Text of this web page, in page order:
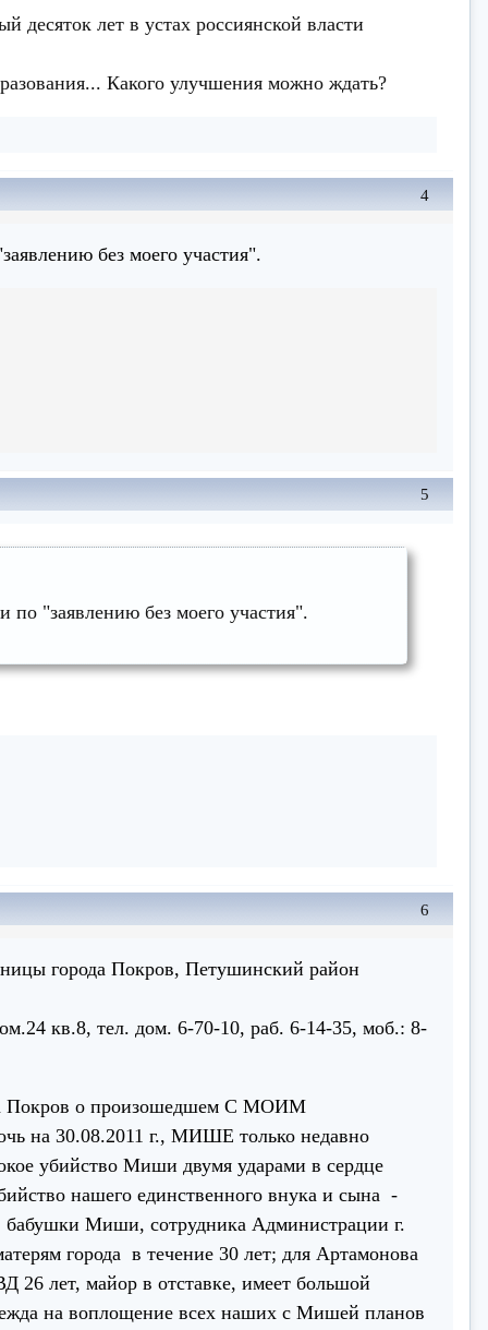
лет в устах россиянской власти
Какого улучшения можно ждать?
4
без моего участия".
5
"заявлению без моего участия".
6
города Покров, Петушинский район
кв.8, тел. дом. 6-70-10, раб. 6-14-35, моб.: 8-
Покров о произошедшем С МОИМ
30.08.2011 г., МИШЕ только недавно
убийство Миши двумя ударами в сердце
нашего единственного внука и сына -
бабушки Миши, сотрудника Администрации г.
города в течение 30 лет; для Артамонова
лет, майор в отставке, имеет большой
на воплощение всех наших с Мишей планов